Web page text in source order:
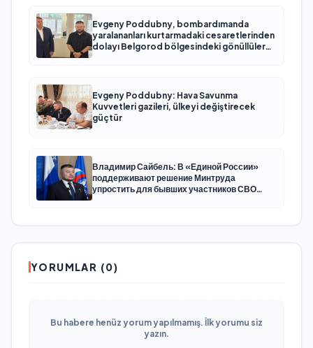
Evgeny Poddubny, bombardımanda
yaralananları kurtarmadaki cesaretlerinden
dolayı Belgorod bölgesindeki gönüllülere
Evgeny Poddubny: Hava Savunma
Kuvvetleri gazileri, ülkeyi değiştirecek
güçtür
Владимир Сайбель: В «Единой России»
поддерживают решение Минтруда
упростить для бывших участников СВО
YORUMLAR (0)
Bu habere henüz yorum yapılmamış. İlk yorumu siz
yazın.